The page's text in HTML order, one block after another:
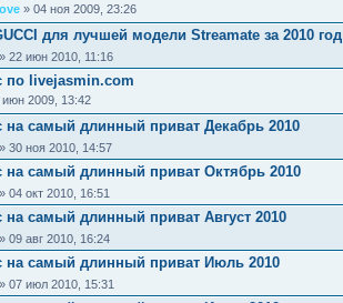
» 04 ноя 2009, 23:26
для лучшей модели Streamate за 2010 год
» 22 июн 2010, 11:16
по livejasmin.com
июн 2009, 13:42
на самый длинный приват Декабрь 2010
» 30 ноя 2010, 14:57
на самый длинный приват Октябрь 2010
» 04 окт 2010, 16:51
на самый длинный приват Август 2010
» 09 авг 2010, 16:24
на самый длинный приват Июль 2010
» 07 июл 2010, 15:31